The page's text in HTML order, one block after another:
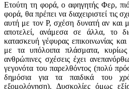
Ετούτη τη φορά, ο αφηγητής Φερ,
φορά, θα πρέπει να διαχειριστεί τις
αυτή με τον Ρ, σχέση δυνατή αν και
αποτελεί, ανάμεσα σε άλλα, το
κατασκευή γέφυρας επικοινωνίας
με τα υπόλοιπα πλάσματα, κυρίως
ανθρώπινες σχέσεις έχει
γεγονότα του παρελθόντος (πολύ
δημόσια για τα παιδικά του
εξομολόγηση). Δυσκολίες όμως